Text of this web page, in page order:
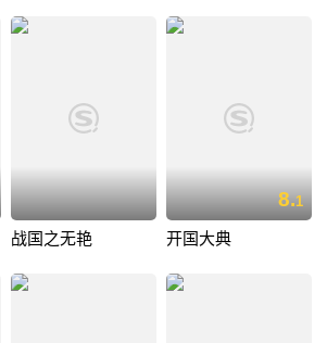
战国之无艳
8.1
开国大典